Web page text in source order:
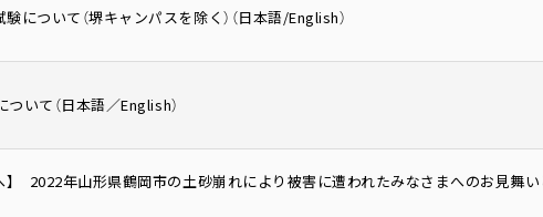
験について（堺キャンパスを除く）（日本語/English）
いて（日本語／English）
】 2022年山形県鶴岡市の土砂崩れにより被害に遭われたみなさまへのお見舞